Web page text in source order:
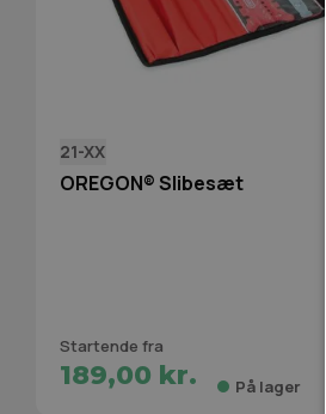
21-XX
OREGON® Slibesæt
Startende fra
189,00 kr. På lager